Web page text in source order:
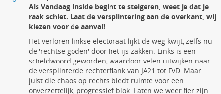
Als Vandaag Inside begint te steigeren, weet je dat je
raak schiet. Laat de versplintering aan de overkant, wij
kiezen voor de aanval!
Het verloren linkse electoraat lijkt de weg kwijt, zelfs nu
de 'rechtse goden' door het ijs zakken. Links is een
scheldwoord geworden, waardoor velen uitwijken naar
de versplinterde rechterflank van JA21 tot FvD. Maar
juist die chaos op rechts biedt ruimte voor een
onverzettelijk, progressief blok. Laten we weer fier zijn